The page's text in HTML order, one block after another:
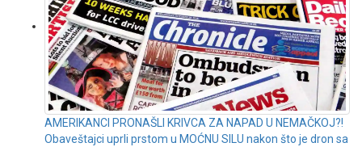
AMERIKANCI PRONAŠLI KRIVCA ZA NAPAD U NEMAČKOJ?!
Obaveštajci uprli prstom u MOĆNU SILU nakon što je dron sa